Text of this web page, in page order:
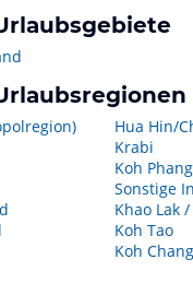
Hua Hin/
Krabi
Koh
Sonstige
Khao Lak
Koh Tao
Koh Chang